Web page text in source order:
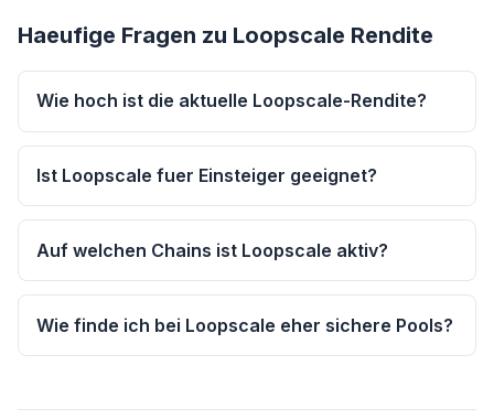
Haeufige Fragen zu Loopscale Rendite
Wie hoch ist die aktuelle Loopscale-Rendite?
Ist Loopscale fuer Einsteiger geeignet?
Auf welchen Chains ist Loopscale aktiv?
Wie finde ich bei Loopscale eher sichere Pools?